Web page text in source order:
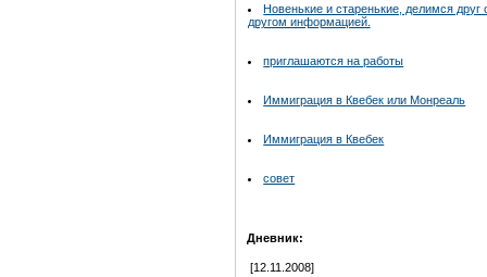
Новенькие и старенькие, делимся друг
другом информацией.
приглашаются на работы
Иммиграция в Квебек или Монреаль
Иммиграция в Квебек
совет
Дневник:
[12.11.2008]